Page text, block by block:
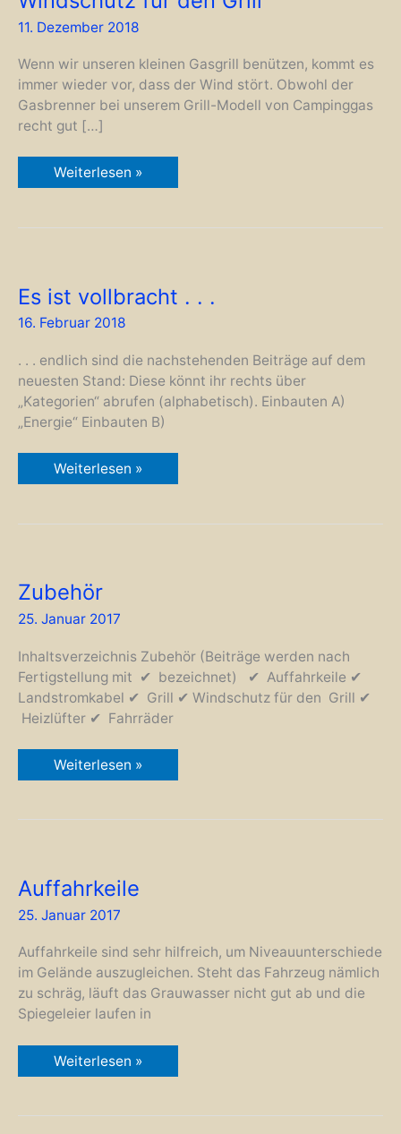
11. Dezember 2018
Wenn wir unseren kleinen Gasgrill benützen, kommt es
immer wieder vor, dass der Wind stört. Obwohl der
Gasbrenner bei unserem Grill-Modell von Campinggas
recht gut […]
Windschutz
für
Weiterlesen »
Es ist vollbracht . . .
16. Februar 2018
. . . endlich sind die nachstehenden Beiträge auf dem
neuesten Stand: Diese könnt ihr rechts über
„Kategorien“ abrufen (alphabetisch). Einbauten A)
„Energie“ Einbauten B)
Es
ist
.
Weiterlesen »
Zubehör
25. Januar 2017
Inhaltsverzeichnis Zubehör (Beiträge werden nach
Fertigstellung mit ✔︎ bezeichnet) ✔︎ Auffahrkeile ✔︎
Landstromkabel ✔︎ Grill ✔︎ Windschutz für den Grill ✔︎
Heizlüfter ✔︎ Fahrräder
Zubehör
Weiterlesen »
Auffahrkeile
25. Januar 2017
Auffahrkeile sind sehr hilfreich, um Niveauunterschiede
im Gelände auszugleichen. Steht das Fahrzeug nämlich
zu schräg, läuft das Grauwasser nicht gut ab und die
Spiegeleier laufen in
Auffahrkeile
Weiterlesen »